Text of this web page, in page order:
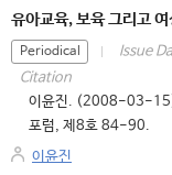
유아교육, 보육 그리고
Periodical Issue
Citation
이윤진. (2008-03-15).
포럼, 제8호 84-90.
이윤진